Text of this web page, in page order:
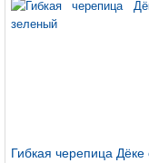
Гибкая черепица